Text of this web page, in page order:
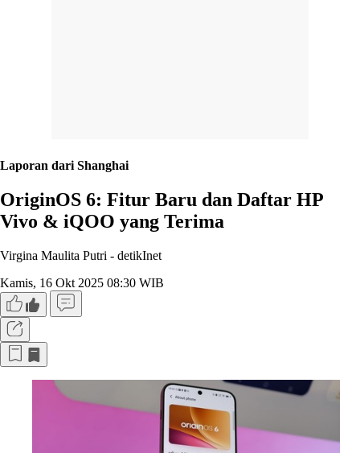
Laporan dari Shanghai
OriginOS 6: Fitur Baru dan Daftar HP
Vivo & iQOO yang Terima
Virgina Maulita Putri - detikInet
Kamis, 16 Okt 2025 08:30 WIB